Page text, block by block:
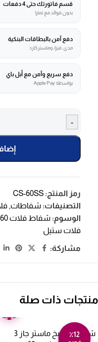
قسم فاتورتك حتى 4 دفعات
بدون فوائد مع تمارا
دفع آمن بالبطاقات البنكية
مدى، فيزا، وماستركارد
دفع سريع وآمن مع أبل باي
بواسطة Apple Pay
-
رمز المنتج: CS-60SS
التصنيفات: شفاطات,
الوسوم: شفاط فلات 60 سم
فلات ستيل
مشاركة:
منتجات ذات صلة
٪12
شفاط مطبخ ماستر جاز 3